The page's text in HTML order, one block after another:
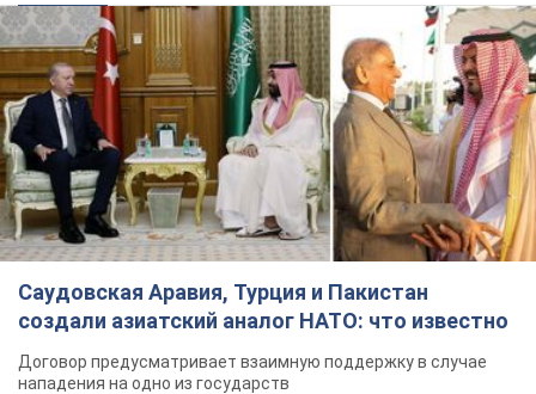
Саудовская Аравия, Турция и Пакистан
создали азиатский аналог НАТО: что известно
Договор предусматривает взаимную поддержку в случае
нападения на одно из государств